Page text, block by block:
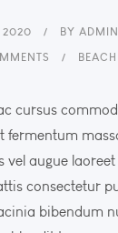
2020 BY ADMIN
BEACH
cursus
fermentum
vel augue
consectetur
bibendum